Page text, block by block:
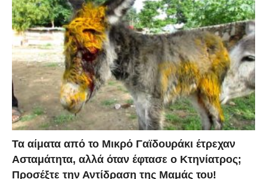
Τα αίματα από το Μικρό Γαϊδουράκι έτρεχαν
Ασταμάτητα, αλλά όταν έφτασε ο Κτηνίατρος;
Προσέξτε την Αντίδραση της Μαμάς του!